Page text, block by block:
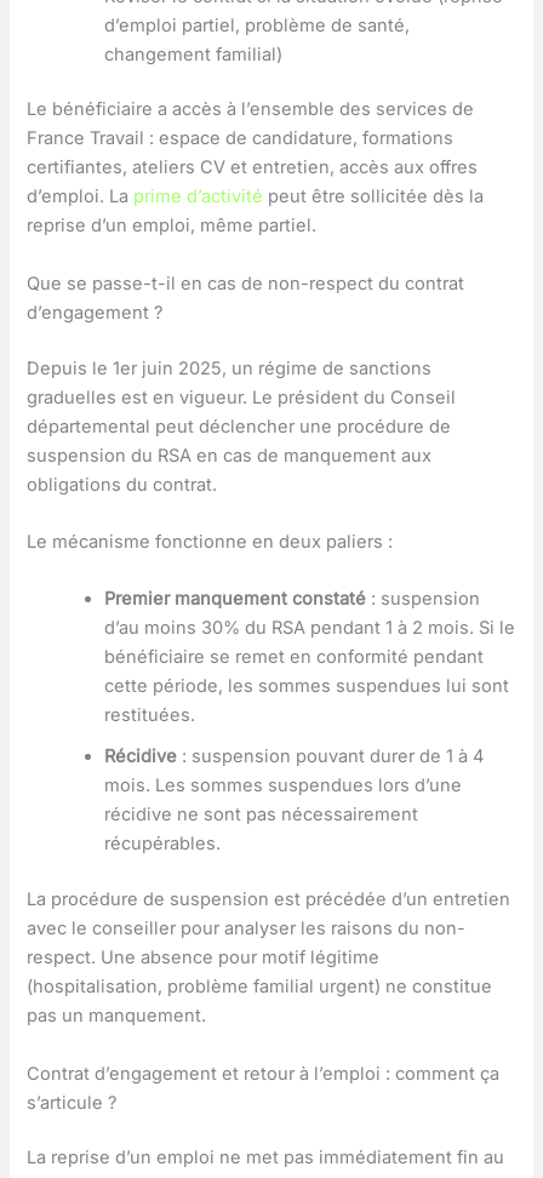
d’emploi partiel, problème de santé,
changement familial)
Le bénéficiaire a accès à l’ensemble des services de
France Travail : espace de candidature, formations
certifiantes, ateliers CV et entretien, accès aux offres
d’emploi. La prime d’activité peut être sollicitée dès la
reprise d’un emploi, même partiel.
Que se passe-t-il en cas de non-respect du contrat
d’engagement ?
Depuis le 1er juin 2025, un régime de sanctions
graduelles est en vigueur. Le président du Conseil
départemental peut déclencher une procédure de
suspension du RSA en cas de manquement aux
obligations du contrat.
Le mécanisme fonctionne en deux paliers :
Premier manquement constaté : suspension
d’au moins 30% du RSA pendant 1 à 2 mois. Si le
bénéficiaire se remet en conformité pendant
cette période, les sommes suspendues lui sont
restituées.
Récidive : suspension pouvant durer de 1 à 4
mois. Les sommes suspendues lors d’une
récidive ne sont pas nécessairement
récupérables.
La procédure de suspension est précédée d’un entretien
avec le conseiller pour analyser les raisons du non-
respect. Une absence pour motif légitime
(hospitalisation, problème familial urgent) ne constitue
pas un manquement.
Contrat d’engagement et retour à l’emploi : comment ça
s’articule ?
La reprise d’un emploi ne met pas immédiatement fin au